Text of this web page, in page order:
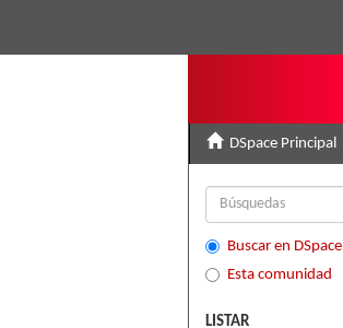
DSpace Principal
Buscar en DSpace
Esta comunidad
LISTAR